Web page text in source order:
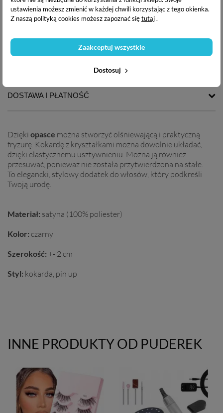
ustawienia możesz zmienić w każdej chwili korzystając z tego okienka.
Z naszą polityką cookies możesz zapoznać siętutaj.
Dostosuj
Zaakceptuj wszystkie
Satynowa opaska do
włosów z kokardą i
kryształkami - pin up -
DOSTAWA I PŁATNOŚĆ
Dzięki opasce można stworzyć olśniewającą i praktyczną
fryzurę. Kokardę z kryształkami można dowolnie układać,
dzięki elastycznemu usztywnieniu. Można ją również
przesuwać, ponieważ nie została przytwierdzona na stałe.
To elegancki, stylowy dodatek do włosów, który podkreśli
Twoją urodę.
Materiał: satyna (100% poliester)
Kolor: czarny
Szerokość: +- 2 cm
Styl: kokarda, pin up
INNE PRODUKTY OD PUDEREK